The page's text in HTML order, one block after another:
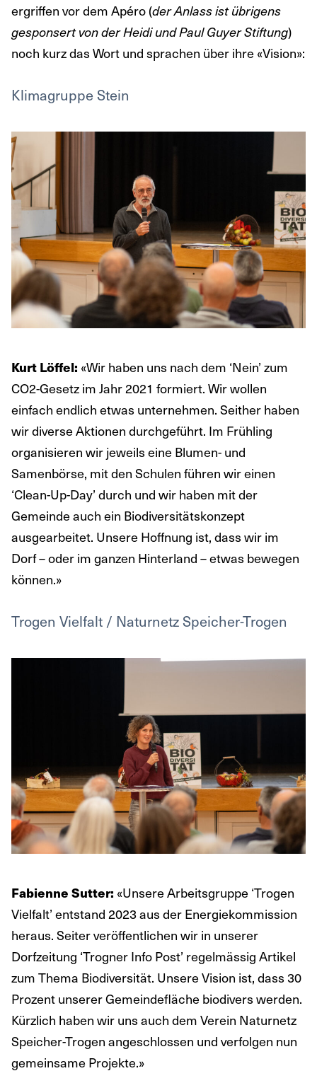
ergriffen vor dem Apéro (der Anlass ist übrigens
gesponsert von der Heidi und Paul Guyer Stiftung)
noch kurz das Wort und sprachen über ihre «Vision»:
Klimagruppe Stein
Kurt Löffel: «Wir haben uns nach dem ‘Nein’ zum
CO2-Gesetz im Jahr 2021 formiert. Wir wollen
einfach endlich etwas unternehmen. Seither haben
wir diverse Aktionen durchgeführt. Im Frühling
organisieren wir jeweils eine Blumen- und
Samenbörse, mit den Schulen führen wir einen
‘Clean-Up-Day’ durch und wir haben mit der
Gemeinde auch ein Biodiversitätskonzept
ausgearbeitet. Unsere Hoffnung ist, dass wir im
Dorf – oder im ganzen Hinterland – etwas bewegen
können.»
Trogen Vielfalt / Naturnetz Speicher-Trogen
Fabienne Sutter: «Unsere Arbeitsgruppe ‘Trogen
Vielfalt’ entstand 2023 aus der Energiekommission
heraus. Seiter veröffentlichen wir in unserer
Dorfzeitung ‘Trogner Info Post’ regelmässig Artikel
zum Thema Biodiversität. Unsere Vision ist, dass 30
Prozent unserer Gemeindefläche biodivers werden.
Kürzlich haben wir uns auch dem Verein Naturnetz
Speicher-Trogen angeschlossen und verfolgen nun
gemeinsame Projekte.»